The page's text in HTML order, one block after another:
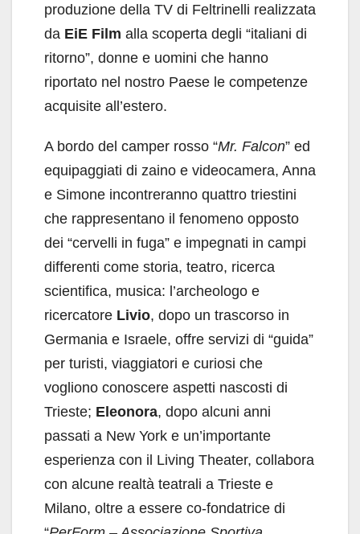
produzione della TV di Feltrinelli realizzata
da EiE Film alla scoperta degli “italiani di
ritorno”, donne e uomini che hanno
riportato nel nostro Paese le competenze
acquisite all’estero.
A bordo del camper rosso “Mr. Falcon” ed
equipaggiati di zaino e videocamera, Anna
e Simone incontreranno quattro triestini
che rappresentano il fenomeno opposto
dei “cervelli in fuga” e impegnati in campi
differenti come storia, teatro, ricerca
scientifica, musica: l’archeologo e
ricercatore Livio, dopo un trascorso in
Germania e Israele, offre servizi di “guida”
per turisti, viaggiatori e curiosi che
vogliono conoscere aspetti nascosti di
Trieste; Eleonora, dopo alcuni anni
passati a New York e un’importante
esperienza con il Living Theater, collabora
con alcune realtà teatrali a Trieste e
Milano, oltre a essere co-fondatrice di